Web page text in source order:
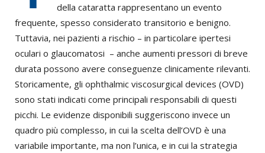
della cataratta rappresentano un evento
frequente, spesso considerato transitorio e benigno.
Tuttavia, nei pazienti a rischio – in particolare ipertesi
oculari o glaucomatosi – anche aumenti pressori di breve
durata possono avere conseguenze clinicamente rilevanti.
Storicamente, gli ophthalmic viscosurgical devices (OVD)
sono stati indicati come principali responsabili di questi
picchi. Le evidenze disponibili suggeriscono invece un
quadro più complesso, in cui la scelta dell’OVD è una
variabile importante, ma non l’unica, e in cui la strategia